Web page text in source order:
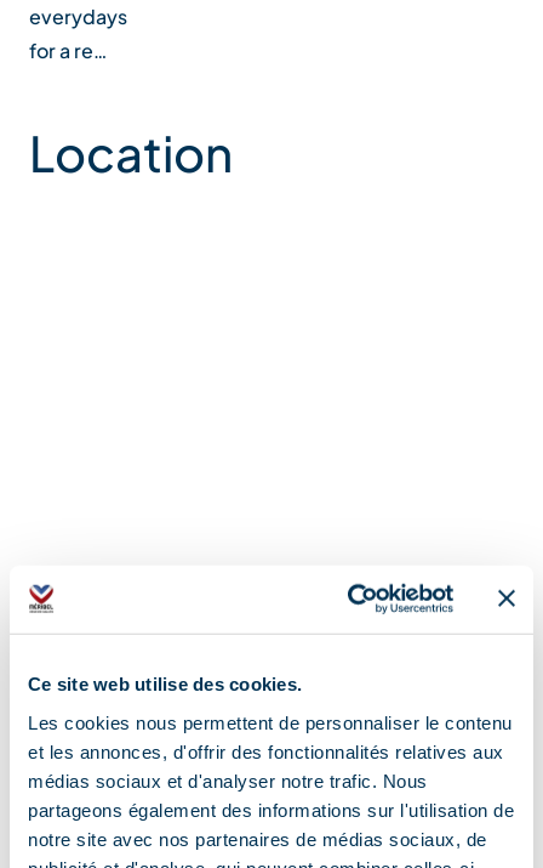
Ce site web utilise des cookies.
Les cookies nous permettent de personnaliser le contenu
et les annonces, d'offrir des fonctionnalités relatives aux
médias sociaux et d'analyser notre trafic. Nous
partageons également des informations sur l'utilisation de
notre site avec nos partenaires de médias sociaux, de
everydays
for a re…
Location
Address